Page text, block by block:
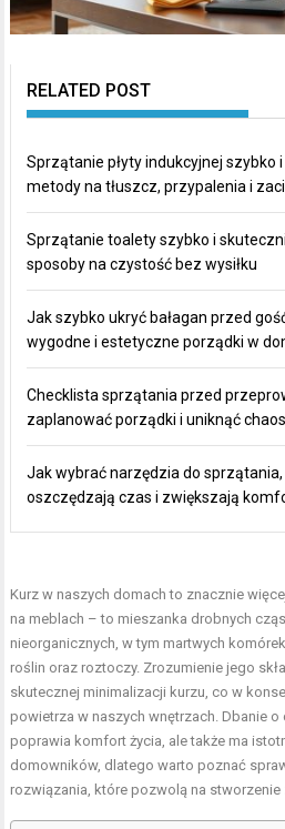
RELATED POST
Sprzątanie płyty indukcyjnej szybko
metody na tłuszcz, przypalenia i
Sprzątanie toalety szybko i
sposoby na czystość bez wysiłku
Jak szybko ukryć bałagan przed
wygodne i estetyczne porządki w
Checklista sprzątania przed
zaplanować porządki i uniknąć
Jak wybrać narzędzia do
oszczędzają czas i zwiększają
Kurz w naszych domach to znacznie
na meblach – to mieszanka drobnych
nieorganicznych, w tym martwych
roślin oraz roztoczy. Zrozumienie jego
skutecznej minimalizacji kurzu, co w
powietrza w naszych wnętrzach. Dbanie
poprawia komfort życia, ale także ma
domowników, dlatego warto poznać
rozwiązania, które pozwolą na